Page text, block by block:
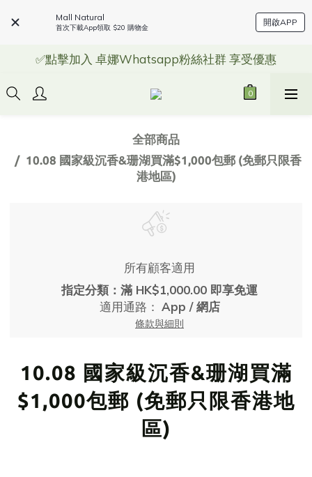
Mall Natural
首次下載App領取 $20 購物金
開啟APP
✅點擊加入 卓娜Whatsapp粉絲社群 享受優惠
全部商品
10.08 國家級沉香&珊湖買滿$1,000包郵 (免郵只限香
港地區)
所有顧客適用
指定分類：滿 HK$1,000.00 即享免運
適用通路： App / 網店
條款與細則
10.08 國家級沉香&珊湖買滿
$1,000包郵 (免郵只限香港地
區)